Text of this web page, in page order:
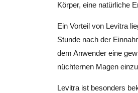
Körper, eine natürliche
Ein Vorteil von Levitra
Stunde nach der
dem Anwender eine
nüchternen Magen
Levitra ist besonders